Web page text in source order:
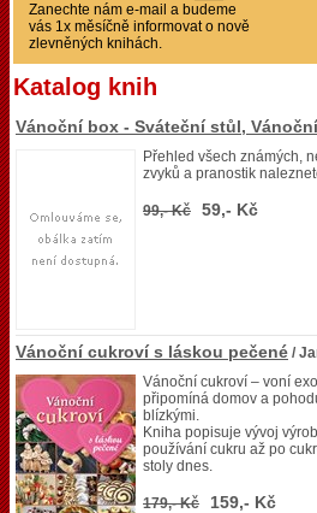
Zanechte nám e-mail a budeme
vás 1x měsíčně informovat o nově
zlevněných knihách.
Katalog knih
Vánoční box - Sváteční stůl,
Přehled všech známých,
zvyků a pranostik
99,- Kč 59,- Kč
Vánoční cukroví s láskou pečené /
Vánoční cukroví – voní
připomíná domov a
blízkými.
Kniha popisuje vývoj
používání cukru až po
stoly dnes.
179,- Kč 159,- Kč